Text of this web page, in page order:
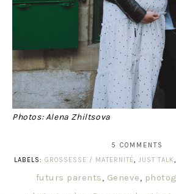
Photos: Alena Zhiltsova
5 COMMENTS
LABELS:GROSSESSE / MATERNITÉ,JUST TALK,
futurs parents, Geneve,